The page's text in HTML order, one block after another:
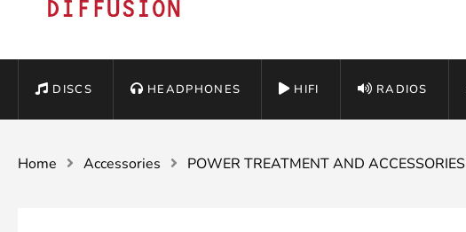
DISCS HEADPHONES HIFI RADIOS
Home Accessories POWER TREATMENT AND ACCESSORIES